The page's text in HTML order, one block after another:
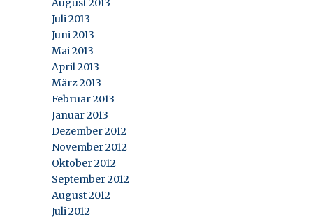
August 2013
Juli 2013
Juni 2013
Mai 2013
April 2013
März 2013
Februar 2013
Januar 2013
Dezember 2012
November 2012
Oktober 2012
September 2012
August 2012
Juli 2012